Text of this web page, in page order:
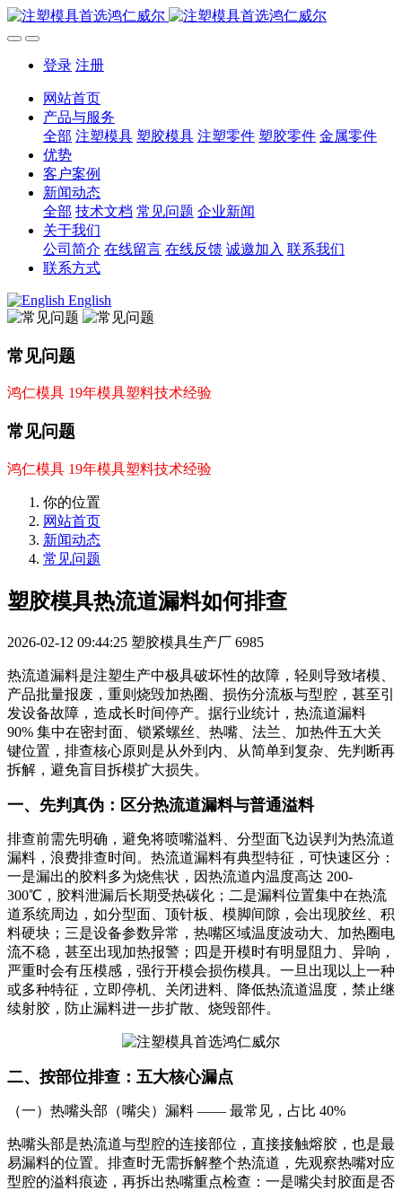
登录 注册
网站首页
产品与服务
全部 注塑模具 塑胶模具 注塑零件 塑胶零件 金属零件
优势
客户案例
新闻动态
全部 技术文档 常见问题 企业新闻
关于我们
公司简介 在线留言 在线反馈 诚邀加入 联系我们
联系方式
English
常见问题
鸿仁模具 19年模具塑料技术经验
常见问题
鸿仁模具 19年模具塑料技术经验
你的位置
网站首页
新闻动态
常见问题
塑胶模具热流道漏料如何排查
2026-02-12 09:44:25 塑胶模具生产厂 6985
热流道漏料是注塑生产中极具破坏性的故障，轻则导致堵模、
产品批量报废，重则烧毁加热圈、损伤分流板与型腔，甚至引
发设备故障，造成长时间停产。据行业统计，热流道漏料
90% 集中在密封面、锁紧螺丝、热嘴、法兰、加热件五大关
键位置，排查核心原则是从外到内、从简单到复杂、先判断再
拆解，避免盲目拆模扩大损失。
一、先判真伪：区分热流道漏料与普通溢料
排查前需先明确，避免将喷嘴溢料、分型面飞边误判为热流道
漏料，浪费排查时间。热流道漏料有典型特征，可快速区分：
一是漏出的胶料多为烧焦状，因热流道内温度高达 200-
300℃，胶料泄漏后长期受热碳化；二是漏料位置集中在热流
道系统周边，如分型面、顶针板、模脚间隙，会出现胶丝、积
料硬块；三是设备参数异常，热嘴区域温度波动大、加热圈电
流不稳，甚至出现加热报警；四是开模时有明显阻力、异响，
严重时会有压模感，强行开模会损伤模具。一旦出现以上一种
或多种特征，立即停机、关闭进料、降低热流道温度，禁止继
续射胶，防止漏料进一步扩散、烧毁部件。
二、按部位排查：五大核心漏点
（一）热嘴头部（嘴尖）漏料 —— 最常见，占比 40%
热嘴头部是热流道与型腔的连接部位，直接接触熔胶，也是最
易漏料的位置。排查时无需拆解整个热流道，先观察热嘴对应
型腔的溢料痕迹，再拆出热嘴重点检查：一是嘴尖封胶面是否